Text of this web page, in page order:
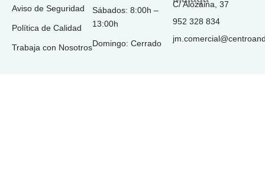
Aviso de Seguridad
Política de Calidad
Trabaja con Nosotros
Sábados: 8:00h –
13:00h
Domingo: Cerrado
C/ Alozaina, 37
952 328 834